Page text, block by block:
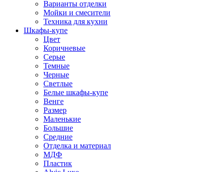
Варианты отделки
Мойки и смесители
Техника для кухни
Шкафы-купе
Цвет
Коричневые
Серые
Темные
Черные
Светлые
Белые шкафы-купе
Венге
Размер
Маленькие
Большие
Средние
Отделка и материал
МДФ
Пластик